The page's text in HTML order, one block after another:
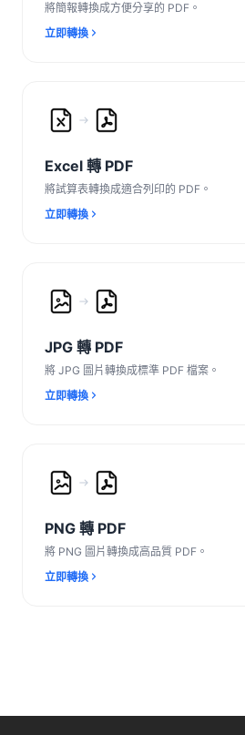
將簡報轉換成方便分享的 PDF。
立即轉換
Excel 轉 PDF
將試算表轉換成適合列印的 PDF。
立即轉換
JPG 轉 PDF
將 JPG 圖片轉換成標準 PDF 檔案。
立即轉換
PNG 轉 PDF
將 PNG 圖片轉換成高品質 PDF。
立即轉換